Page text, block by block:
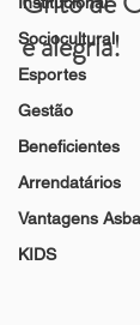
Sociocultural
Esportes
Gestão
Beneficientes
Arrendatários
Vantagens
KIDS
e alegria!